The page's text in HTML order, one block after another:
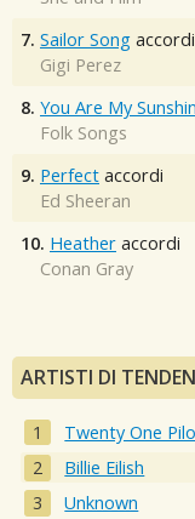
7. Sailor Song accordi
Gigi Perez
8. You Are My
Folk Songs
9. Perfect accordi
Ed Sheeran
10. Heather accordi
Conan Gray
ARTISTI DI
Twenty One
Billie Eilish
Unknown